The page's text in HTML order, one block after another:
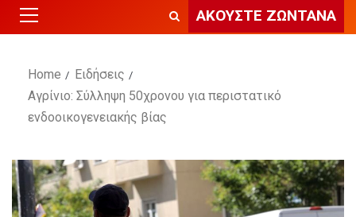
ΑΚΟΎΣΤΕ ΖΩΝΤΑΝΆ
Home
Ειδήσεις
Αγρίνιο: Σύλληψη 50χρονου για περιστατικό
ενδοοικογενειακής βίας